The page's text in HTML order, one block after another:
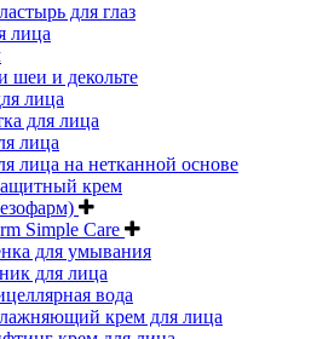
для глаз
лица
шеи и декольте
лица
для лица
лица
лица на нетканной основе
крем
Simple Care
для умывания
для лица
вода
крем для лица